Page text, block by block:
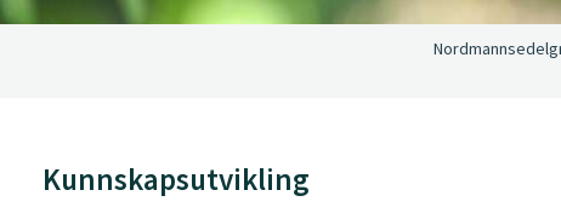
Kunnskapsutvikling